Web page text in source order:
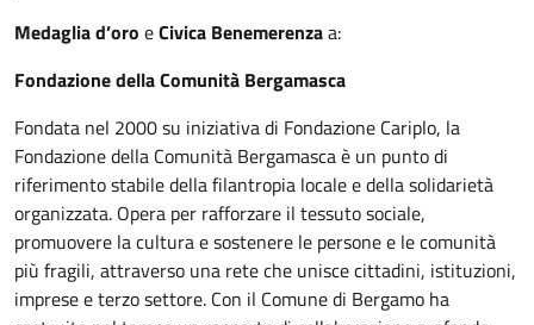
Medaglia d’oro eCivica Benemerenzaa:
Fondazione della Comunità Bergamasca
Fondata nel 2000 su iniziativa di Fondazione Cariplo, la
Fondazione della Comunità Bergamasca è un punto di
riferimento stabile della filantropia locale e della solidarietà
organizzata. Opera per rafforzare il tessuto sociale,
promuovere la cultura e sostenere le persone e le comunità
più fragili, attraverso una rete che unisce cittadini, istituzioni,
imprese e terzo settore. Con il Comune di Bergamo ha